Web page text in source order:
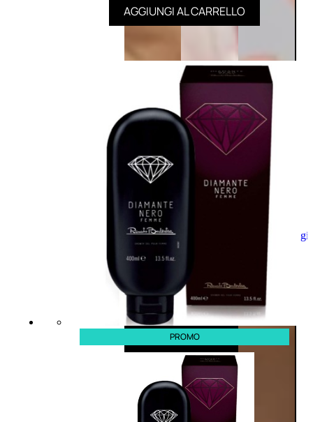
Aggiungi
al
carrello
AGGIUNGI AL CARRELLO
PROMO